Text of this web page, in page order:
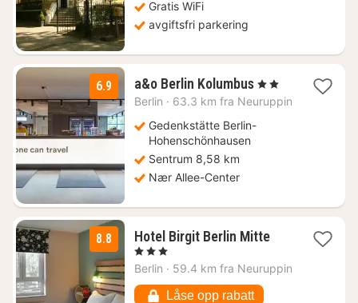
Gratis WiFi
avgiftsfri parkering
6.9 a&o Berlin Kolumbus2
netter
fra
768
, 2 Stjerner
Berlin · 63.3 km fra Neuruppin
Gedenkstätte Berlin-
Hohenschönhausen
Sentrum 8,58 km
Nær Allee-Center
8.8 Hotel Birgit Berlin Mitte1
fra
1096
, 3 Stjerner
Berlin · 59.4 km fra Neuruppin
Låse opp rabatt